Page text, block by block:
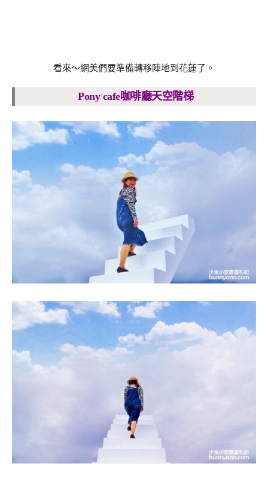
看來～網美們要準備轉移陣地到花蓮了。
Pony cafe咖啡廳天空階梯